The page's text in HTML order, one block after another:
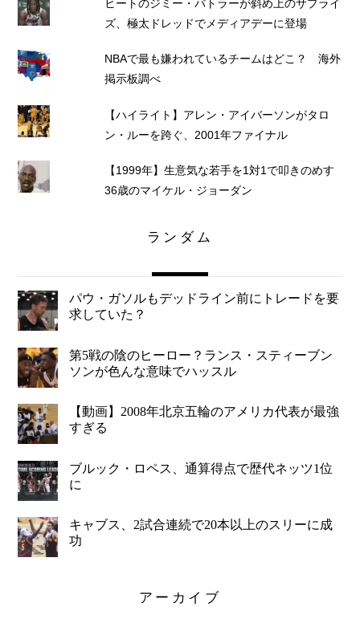
ヒートのジミー・バトラーが斜め上のサプライ
ズ、極太ドレッドでメディアデーに登場
NBAで最も嫌われているチームはどこ？ 海外
掲示板調べ
【ハイライト】アレン・アイバーソンがタロ
ン・ルーを跨ぐ、2001年ファイナル
【1999年】生意気な若手を1対1で叩きのめす
36歳のマイケル・ジョーダン
ランダム
パウ・ガソルもデッドライン前にトレードを要
求していた？
第5戦の陰のヒーロー？ランス・スティーブン
ソンが色んな意味でハッスル
【動画】2008年北京五輪のアメリカ代表が最強
すぎる
ブルック・ロペス、通算得点で歴代ネッツ1位
に
キャブス、2試合連続で20本以上のスリーに成
功
アーカイブ